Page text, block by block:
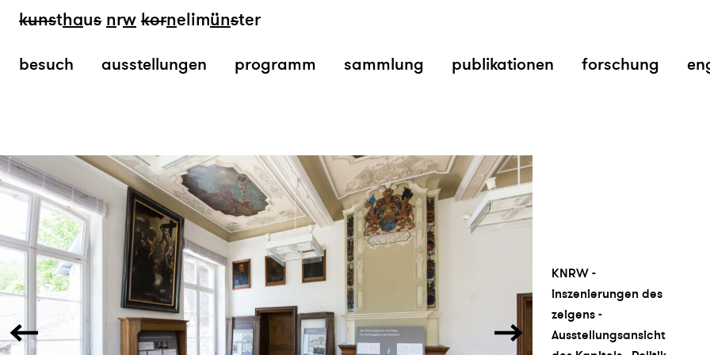
kunsthaus nrw kornelimünster
besuch ausstellungen programm sammlung publikationen forschung
KNRW -
inszenierungen des
zeigens -
Ausstellungsansicht